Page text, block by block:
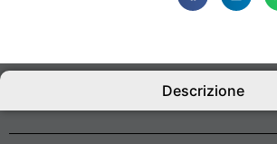
Descrizione